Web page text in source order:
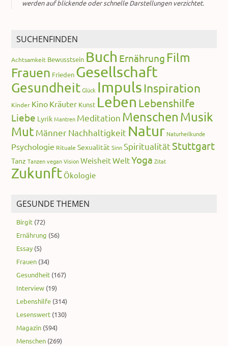
werden auf blickende oder schnelle Darstellungen verzichtet.
SUCHENFINDEN
Achtsamkeit Bewusstsein Buch Ernährung Film
Frauen Frieden Gesellschaft
Gesundheit Glück Impuls Inspiration
Kinder Kino Kräuter Kunst Leben Lebenshilfe
Liebe Lyrik Mantren Meditation Menschen Musik
Mut MännerNachhaltigkeit Natur Naturheilkunde
Psychologie Rituale Sexualität Sinn SpiritualitätStuttgart
Tanz Tanzen vegan Vision WeisheitWeltYoga Zitat
Zukunft Ökologie
GESUNDE THEMEN
Birgit (72)
Ernährung (56)
Essay (5)
Frauen (34)
Gesundheit (167)
Interview (19)
Lebenshilfe (314)
Lesenswert (130)
Magazin (594)
Menschen (269)